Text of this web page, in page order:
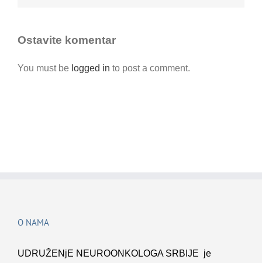
Ostavite komentar
You must be logged in to post a comment.
O NAMA
UDRUŽENјE NEUROONKOLOGA SRBIJE je